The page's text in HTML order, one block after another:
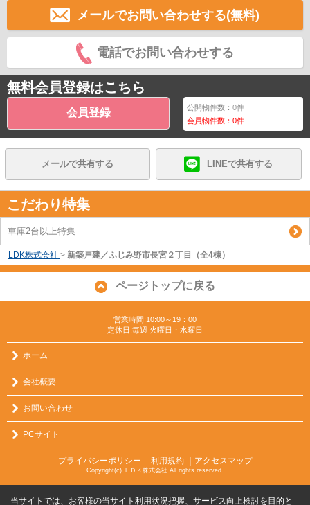
メールでお問い合わせする(無料)
電話でお問い合わせする
無料会員登録はこちら
会員登録 公開物件数：0件
会員物件数：0件
メールで共有する LINEで共有する
こだわり特集
車庫2台以上特集
LDK株式会社 > 新築戸建／ふじみ野市長宮２丁目（全4棟）
ページトップに戻る
営業時間:10:00～19：00
定休日:毎週 火曜日・水曜日
ホーム
会社概要
お問い合わせ
PCサイト
プライバシーポリシー ｜ 利用規約 ｜アクセスマップ
Copyright(c) ＬＤＫ株式会社 All rights reserved.
当サイトでは、お客様の当サイト利用状況把握、サービス向上検討を目的と